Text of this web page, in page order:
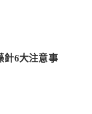
針6大注意事